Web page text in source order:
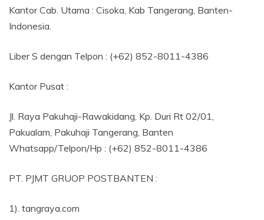
Kantor Cab. Utama : Cisoka, Kab Tangerang, Banten-
Indonesia.
Liber S dengan Telpon : (+62) 852-8011-4386
Kantor Pusat :
Jl. Raya Pakuhaji-Rawakidang, Kp. Duri Rt 02/01,
Pakualam, Pakuhaji Tangerang, Banten
Whatsapp/Telpon/Hp : (+62) 852-8011-4386
PT. PJMT GRUOP POSTBANTEN :
1). tangraya.com